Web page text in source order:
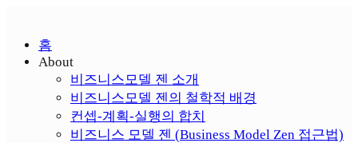
홈
About
비즈니스모델 젠 소개
비즈니스모델 젠의 철학적 배경
컨셉-계획-실행의 합치
비즈니스 모델 젠 (Business Model Zen 접근법)